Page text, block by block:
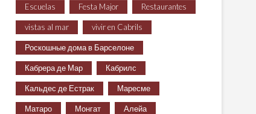
Escuelas Festa Major Restaurantes
vistas al mar vivir en Cabrils
Роскошные дома в Барселоне
Кабрера де Мар Кабрилс
Кальдес де Естрак Маресме
Матаро Монгат Алейа